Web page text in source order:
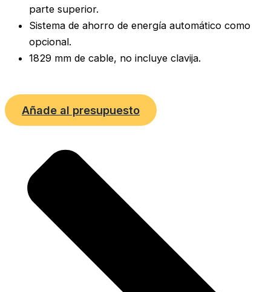
parte superior.
Sistema de ahorro de energía automático como
opcional.
1829 mm de cable, no incluye clavija.
Añade al presupuesto